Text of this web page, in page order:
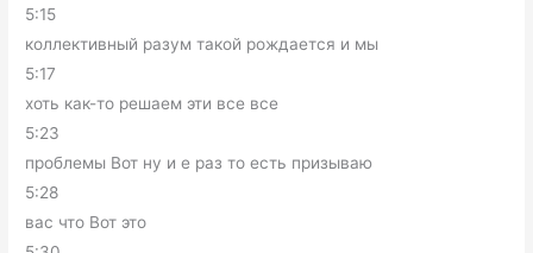
5:15
коллективный разум такой рождается и мы
5:17
хоть как-то решаем эти все все
5:23
проблемы Вот ну и е раз то есть призываю
5:28
вас что Вот это